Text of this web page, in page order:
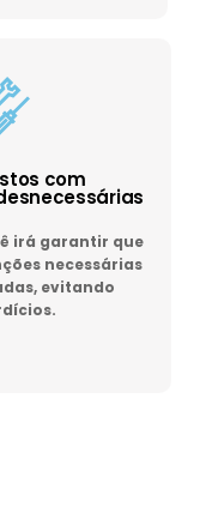
com
irá garantir que
necessárias
evitando